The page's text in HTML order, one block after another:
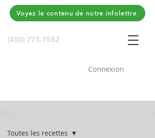
(450) 773-7582
Connexion
Voyez le contenu de notre infolettre
Toutes les recettes